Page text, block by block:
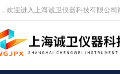
欢迎进入上海诚卫仪器科技有限公司